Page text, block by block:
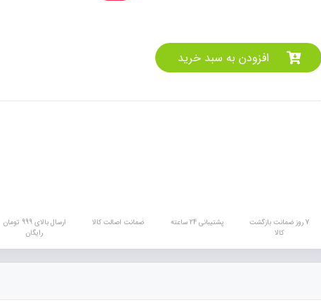
افزودن به سبد خرید
7 روز ضمانت بازگشت
کالا
پشتیبانی 24 ساعته ضمانت اصالت کالا
ارسال بالای 999 تومان
رایگان